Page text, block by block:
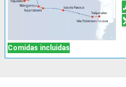
Comidas incluidas